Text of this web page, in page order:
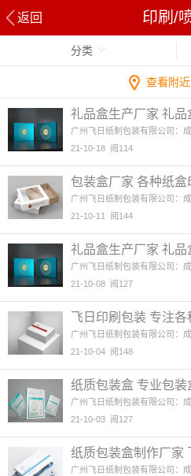
返回 印刷/
分类
查看附
礼品盒生产厂家 礼
实力厂家4图
广州飞日纸制包装有限公司：
21-10-18 阅114
包装盒厂家 各种纸
日印刷包装4图
广州飞日纸制包装有限公司：
21-10-11
阅144
礼品盒生产厂家 礼
实力厂家4图
广州飞日纸制包装有限公司：
21-10-08 阅127
飞日印刷包装 专注
厂家 品质保证4图
广州飞日纸制包装有限公司：
21-10-04 阅148
纸质包装盒 专业包
品质保证4图
广州飞日纸制包装有限公司：
21-10-03 阅127
纸质包装盒制作厂家
刷 质量保证4图
广州飞日纸制包装有限公司：